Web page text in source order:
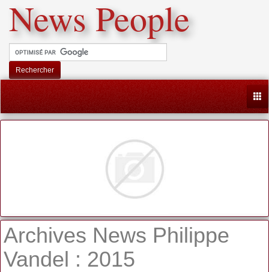
News People
Rechercher
Archives News Philippe
Vandel : 2015